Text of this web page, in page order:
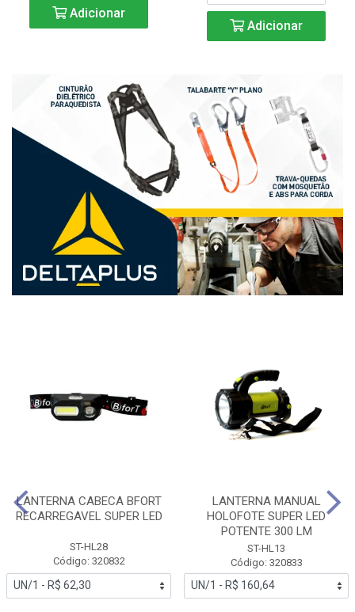
Adicionar
Adicionar
LANTERNA CABECA BFORT
RECARREGAVEL SUPER LED
ST-HL28
Código: 320832
LANTERNA MANUAL
HOLOFOTE SUPER LED
POTENTE 300 LM
ST-HL13
Código: 320833